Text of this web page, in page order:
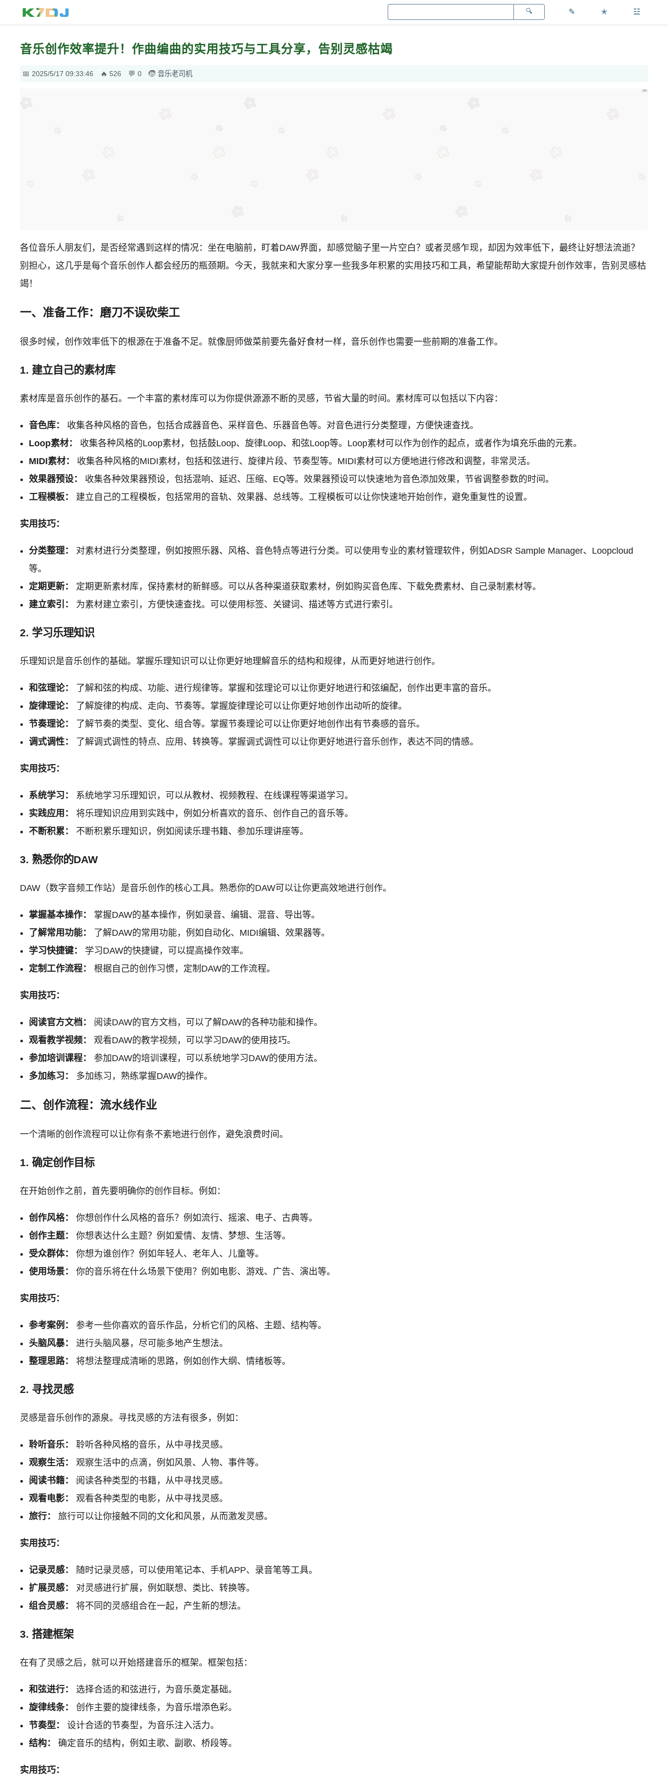
✎ ✭ ☳
音乐创作效率提升！作曲编曲的实用技巧与工具分享，告别灵感枯竭
2025/5/17 09:33:46 526 0 音乐老司机
各位音乐人朋友们，是否经常遇到这样的情况：坐在电脑前，盯着DAW界面，却感觉脑子里一片空白？或者灵感乍现，却因为效率低下，最终让好想法流逝？
别担心，这几乎是每个音乐创作人都会经历的瓶颈期。今天，我就来和大家分享一些我多年积累的实用技巧和工具，希望能帮助大家提升创作效率，告别灵感枯
竭！
一、准备工作：磨刀不误砍柴工
很多时候，创作效率低下的根源在于准备不足。就像厨师做菜前要先备好食材一样，音乐创作也需要一些前期的准备工作。
1. 建立自己的素材库
素材库是音乐创作的基石。一个丰富的素材库可以为你提供源源不断的灵感，节省大量的时间。素材库可以包括以下内容：
音色库：
收集各种风格的音色，包括合成器音色、采样音色、乐器音色等。对音色进行分类整理，方便快速查找。
Loop素材：
收集各种风格的Loop素材，包括鼓Loop、旋律Loop、和弦Loop等。Loop素材可以作为创作的起点，或者作为填充乐曲的元素。
MIDI素材：
收集各种风格的MIDI素材，包括和弦进行、旋律片段、节奏型等。MIDI素材可以方便地进行修改和调整，非常灵活。
效果器预设：
收集各种效果器预设，包括混响、延迟、压缩、EQ等。效果器预设可以快速地为音色添加效果，节省调整参数的时间。
工程模板：
建立自己的工程模板，包括常用的音轨、效果器、总线等。工程模板可以让你快速地开始创作，避免重复性的设置。
实用技巧：
分类整理：
对素材进行分类整理，例如按照乐器、风格、音色特点等进行分类。可以使用专业的素材管理软件，例如ADSR Sample Manager、Loopcloud
等。
定期更新：
定期更新素材库，保持素材的新鲜感。可以从各种渠道获取素材，例如购买音色库、下载免费素材、自己录制素材等。
建立索引：
为素材建立索引，方便快速查找。可以使用标签、关键词、描述等方式进行索引。
2. 学习乐理知识
乐理知识是音乐创作的基础。掌握乐理知识可以让你更好地理解音乐的结构和规律，从而更好地进行创作。
和弦理论：
了解和弦的构成、功能、进行规律等。掌握和弦理论可以让你更好地进行和弦编配，创作出更丰富的音乐。
旋律理论：
了解旋律的构成、走向、节奏等。掌握旋律理论可以让你更好地创作出动听的旋律。
节奏理论：
了解节奏的类型、变化、组合等。掌握节奏理论可以让你更好地创作出有节奏感的音乐。
调式调性：
了解调式调性的特点、应用、转换等。掌握调式调性可以让你更好地进行音乐创作，表达不同的情感。
实用技巧：
系统学习：
系统地学习乐理知识，可以从教材、视频教程、在线课程等渠道学习。
实践应用：
将乐理知识应用到实践中，例如分析喜欢的音乐、创作自己的音乐等。
不断积累：
不断积累乐理知识，例如阅读乐理书籍、参加乐理讲座等。
3. 熟悉你的DAW
DAW（数字音频工作站）是音乐创作的核心工具。熟悉你的DAW可以让你更高效地进行创作。
掌握基本操作：
掌握DAW的基本操作，例如录音、编辑、混音、导出等。
了解常用功能：
了解DAW的常用功能，例如自动化、MIDI编辑、效果器等。
学习快捷键：
学习DAW的快捷键，可以提高操作效率。
定制工作流程：
根据自己的创作习惯，定制DAW的工作流程。
实用技巧：
阅读官方文档：
阅读DAW的官方文档，可以了解DAW的各种功能和操作。
观看教学视频：
观看DAW的教学视频，可以学习DAW的使用技巧。
参加培训课程：
参加DAW的培训课程，可以系统地学习DAW的使用方法。
多加练习：
多加练习，熟练掌握DAW的操作。
二、创作流程：流水线作业
一个清晰的创作流程可以让你有条不紊地进行创作，避免浪费时间。
1. 确定创作目标
在开始创作之前，首先要明确你的创作目标。例如：
创作风格：
你想创作什么风格的音乐？例如流行、摇滚、电子、古典等。
创作主题：
你想表达什么主题？例如爱情、友情、梦想、生活等。
受众群体：
你想为谁创作？例如年轻人、老年人、儿童等。
使用场景：
你的音乐将在什么场景下使用？例如电影、游戏、广告、演出等。
实用技巧：
参考案例：
参考一些你喜欢的音乐作品，分析它们的风格、主题、结构等。
头脑风暴：
进行头脑风暴，尽可能多地产生想法。
整理思路：
将想法整理成清晰的思路，例如创作大纲、情绪板等。
2. 寻找灵感
灵感是音乐创作的源泉。寻找灵感的方法有很多，例如：
聆听音乐：
聆听各种风格的音乐，从中寻找灵感。
观察生活：
观察生活中的点滴，例如风景、人物、事件等。
阅读书籍：
阅读各种类型的书籍，从中寻找灵感。
观看电影：
观看各种类型的电影，从中寻找灵感。
旅行：
旅行可以让你接触不同的文化和风景，从而激发灵感。
实用技巧：
记录灵感：
随时记录灵感，可以使用笔记本、手机APP、录音笔等工具。
扩展灵感：
对灵感进行扩展，例如联想、类比、转换等。
组合灵感：
将不同的灵感组合在一起，产生新的想法。
3. 搭建框架
在有了灵感之后，就可以开始搭建音乐的框架。框架包括：
和弦进行：
选择合适的和弦进行，为音乐奠定基础。
旋律线条：
创作主要的旋律线条，为音乐增添色彩。
节奏型：
设计合适的节奏型，为音乐注入活力。
结构：
确定音乐的结构，例如主歌、副歌、桥段等。
实用技巧：